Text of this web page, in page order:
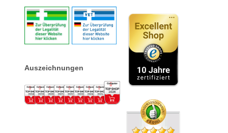
Auszeichnungen